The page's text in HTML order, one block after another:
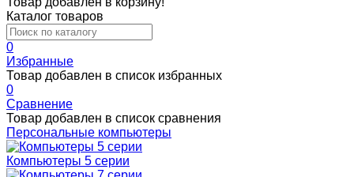
Каталог товаров
0
Избранные
Товар добавлен в список избранных
0
Сравнение
Товар добавлен в список сравнения
Персональные компьютеры
Компьютеры 5 серии